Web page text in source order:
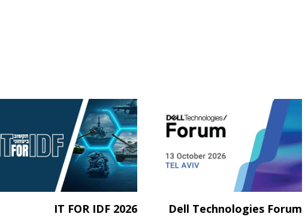
Dell Technologies Forum
IT FOR IDF 2026